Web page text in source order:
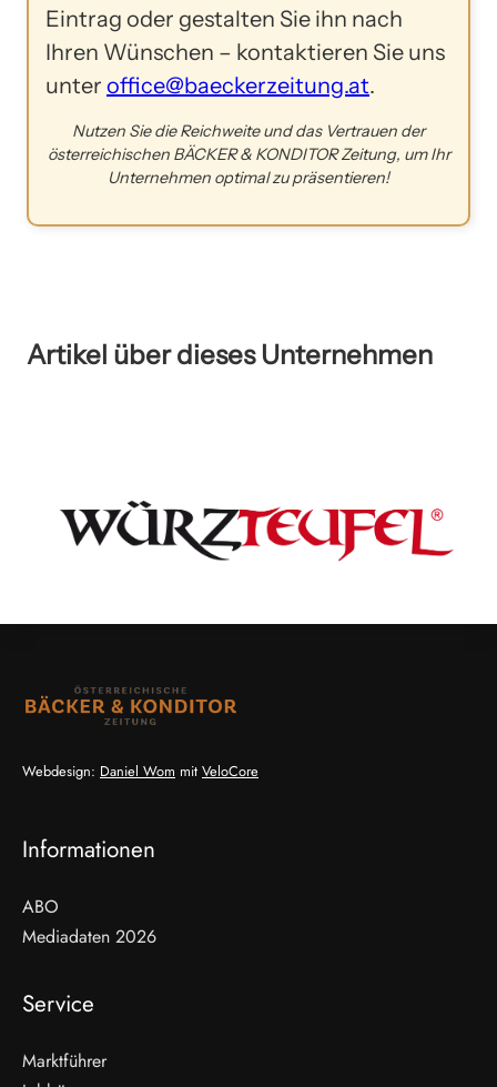
Eintrag oder gestalten Sie ihn nach
Ihren Wünschen – kontaktieren Sie uns
unter office@baeckerzeitung.at.
Nutzen Sie die Reichweite und das Vertrauen der
österreichischen BÄCKER & KONDITOR Zeitung, um Ihr
Unternehmen optimal zu präsentieren!
Artikel über dieses Unternehmen
Webdesign: Daniel Wom mit VeloCore
Informationen
ABO
Mediadaten 2026
Service
Marktführer